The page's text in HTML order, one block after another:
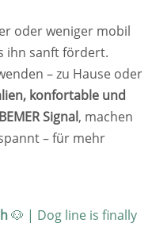
oder weniger mobil
ihn sanft fördert.
– zu Hause oder
konfortable und
Signal, machen
– für mehr
🐶 | Dog line is finally